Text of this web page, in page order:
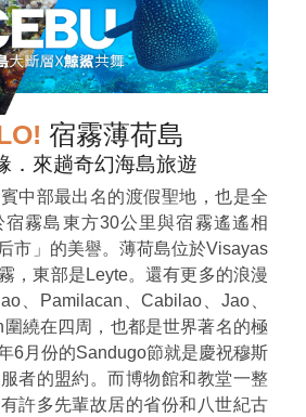
宿霧薄荷島
．來趟奇幻海島旅遊
賓中部最出名的渡假聖地，也是全
霧島東方30公里與宿霧遙遙相
市」的美譽。薄荷島位於Visayas
，東部是Leyte。還有更多的浪漫
、Pamilacan、Cabilao、Jao、
繞在四周，也都是世界著名的極
6月份的Sandugo節就是慶祝穆斯
者的盟約。而博物館和教堂一整
許多先輩故居的省份和八世紀古